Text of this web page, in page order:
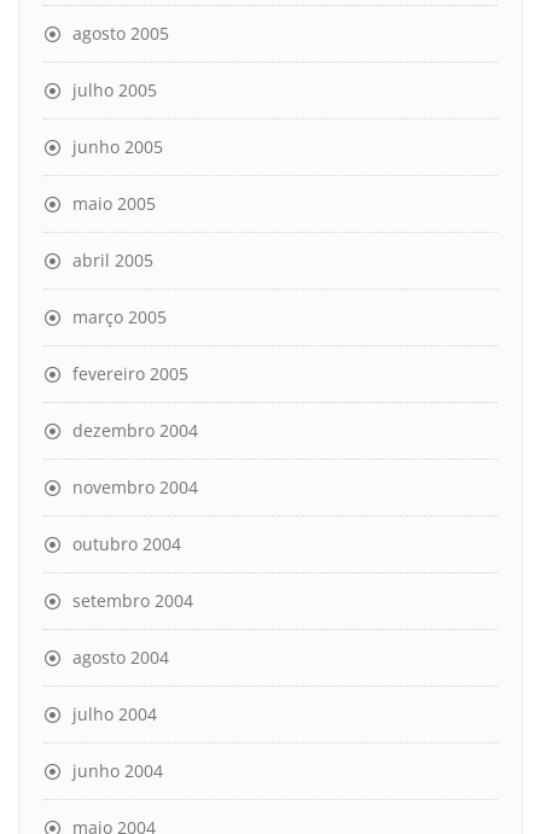
agosto 2005
julho 2005
junho 2005
maio 2005
abril 2005
março 2005
fevereiro 2005
dezembro 2004
novembro 2004
outubro 2004
setembro 2004
agosto 2004
julho 2004
junho 2004
maio 2004